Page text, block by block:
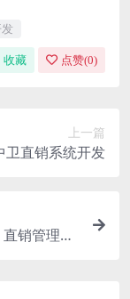
收藏 点赞(0)
上一篇
卫直销系统开发
销管理软